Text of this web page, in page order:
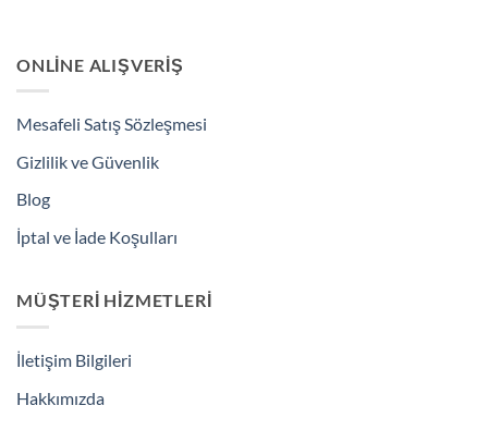
ONLINE ALIŞVERIŞ
Mesafeli Satış Sözleşmesi
Gizlilik ve Güvenlik
Blog
İptal ve İade Koşulları
MÜŞTERI HIZMETLERI
İletişim Bilgileri
Hakkımızda